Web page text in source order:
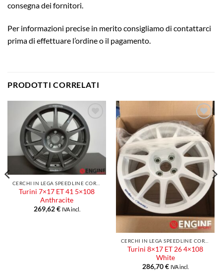
consegna dei fornitori.
Per informazioni precise in merito consigliamo di contattarci
prima di effettuare l’ordine o il pagamento.
PRODOTTI CORRELATI
Aggiungi
alla lista
dei
desideri
Turini 7×17 ET 41 5×108
Anthracite
269,62€ IVA incl.
Aggiungi
alla lista
dei
desideri
Turini 8×17 ET 26 4×108
White
286,70€ IVA incl.